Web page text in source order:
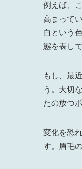
例えば、
高まって
白という
態を表し
もし、最
う。大切
たの放つ
変化を恐
す。眉毛